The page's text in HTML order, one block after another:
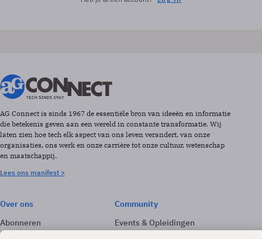
AG Connect is sinds 1967 de essentiële bron van ideeën en informatie
die betekenis geven aan een wereld in constante transformatie. Wij
laten zien hoe tech elk aspect van ons leven verandert, van onze
organisaties, ons werk en onze carrière tot onze cultuur, wetenschap
en maatschappij.
Lees ons manifest >
Over ons
Abonneren
Adverteren
Community
Events & Opleidingen